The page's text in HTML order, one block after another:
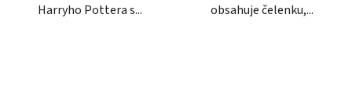
Harryho Pottera s...
obsahuje čelenku,...